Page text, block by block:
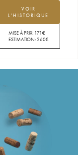
VOIR
L'HISTORIQUE
MISE À PRIX: 171€
ESTIMATION:260€